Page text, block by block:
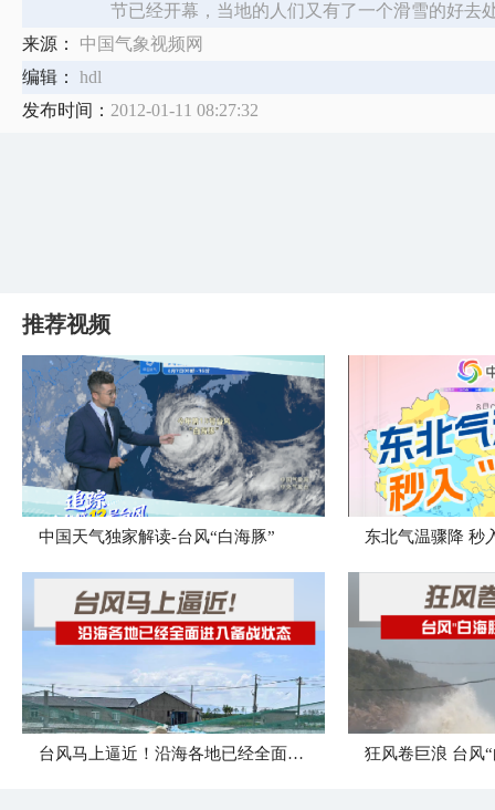
节已经开幕，当地的人们又有了一个滑雪的好去
来源：
中国气象视频网
编辑：
hdl
发布时间： 2012-01-11 08:27:32
推荐视频
中国天气独家解读-台风“白海豚” 东北气温骤降 秒
台风马上逼近！沿海各地已经全面进入备战状态